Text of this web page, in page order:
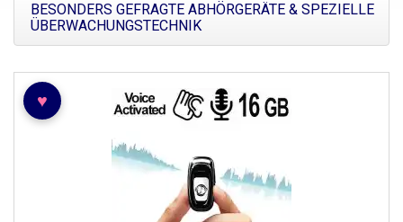
BESONDERS GEFRAGTE ABHÖRGERÄTE & SPEZIELLE
ÜBERWACHUNGSTECHNIK
♥